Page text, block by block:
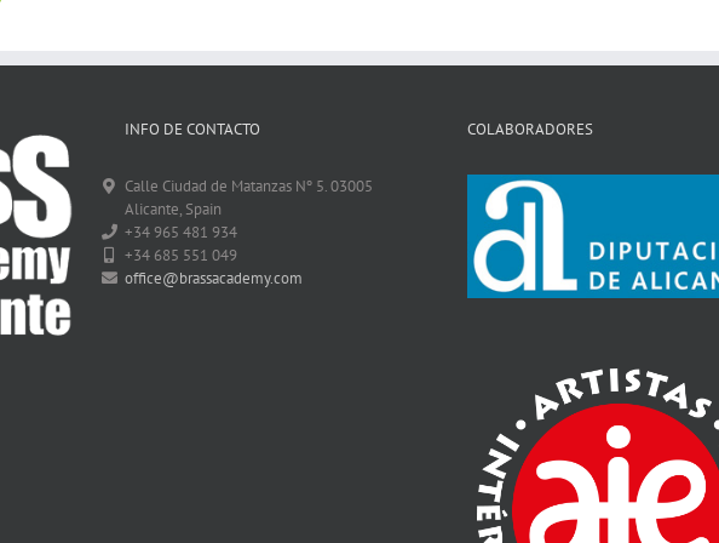
INFO DE CONTACTO
Calle Ciudad de Matanzas Nº 5. 03005
Alicante, Spain
+34 965 481 934
+34 685 551 049
office@brassacademy.com
COLABORADORES